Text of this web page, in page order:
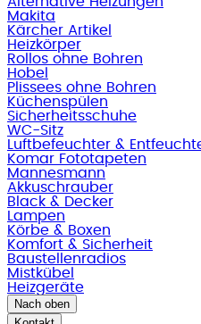
Makita
Kärcher Artikel
Heizkörper
Rollos ohne Bohren
Hobel
Plissees ohne Bohren
Küchenspülen
Sicherheitsschuhe
WC-Sitz
Luftbefeuchter &
Komar Fototapeten
Mannesmann
Akkuschrauber
Black & Decker
Lampen
Körbe & Boxen
Komfort & Sicherheit
Baustellenradios
Mistkübel
Heizgeräte
Nach oben